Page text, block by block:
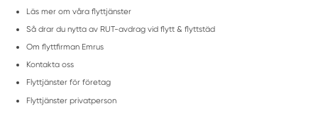
Läs mer om våra flyttjänster
Så drar du nytta av RUT-avdrag vid flytt & flyttstäd
Om flyttfirman Emrus
Kontakta oss
Flyttjänster för företag
Flyttjänster privatperson